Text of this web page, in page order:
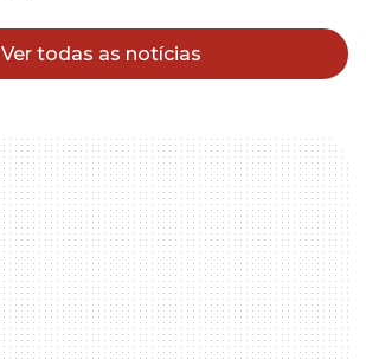
Ver todas as notícias